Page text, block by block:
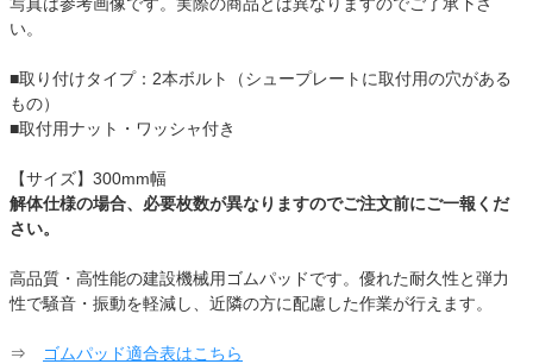
い。
■取り付けタイプ：2本ボルト（シュープレートに取付用の穴がある
もの）
■取付用ナット・ワッシャ付き
【サイズ】300mm幅
解体仕様の場合、必要枚数が異なりますのでご注文前にご一報くだ
さい。
高品質・高性能の建設機械用ゴムパッドです。優れた耐久性と弾力
性で騒音・振動を軽減し、近隣の方に配慮した作業が行えます。
⇒ ゴムパッド適合表はこちら